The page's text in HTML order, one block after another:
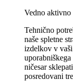
Vedno aktivno
Tehnično
naše spletne
izdelkov v
ničesar
posredovani